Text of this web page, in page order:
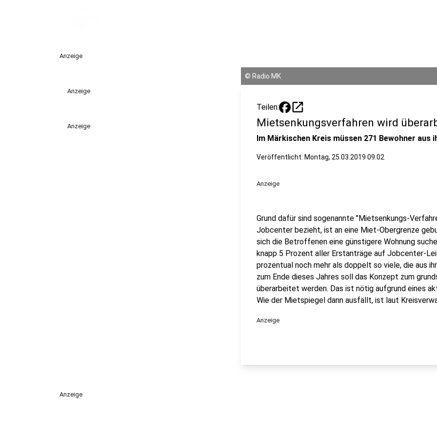
Anzeige
Anzeige
Anzeige
© Radio MK
Teilen: open_in_new
Mietsenkungsverfahren wird
Im Märkischen Kreis müssen 271 Bewohner aus
Veröffentlicht: Montag, 25.03.2019 09:02
Anzeige
Grund dafür sind sogenannte "Mietsenkungs-
Jobcenter bezieht, ist an eine Miet-Obergrenze
sich die Betroffenen eine günstigere Wohnung
knapp 5 Prozent aller Erstanträge auf Jobcenter-
prozentual noch mehr als doppelt so viele, die aus
zum Ende dieses Jahres soll das Konzept zum
überarbeitet werden. Das ist nötig aufgrund eines
Wie der Mietspiegel dann ausfällt, ist laut
Anzeige
Anzeige